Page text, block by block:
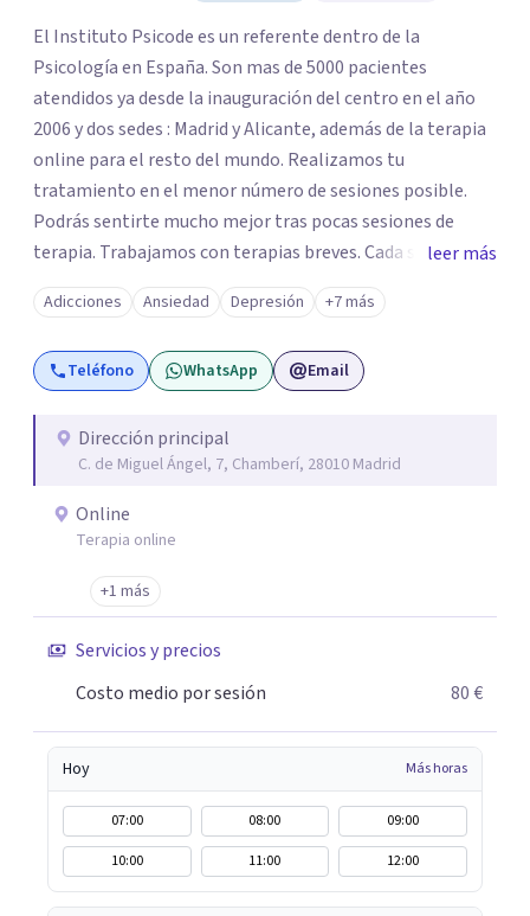
El Instituto Psicode es un referente dentro de la
Psicología en España. Son mas de 5000 pacientes
atendidos ya desde la inauguración del centro en el año
2006 y dos sedes : Madrid y Alicante, además de la terapia
online para el resto del mundo. Realizamos tu
tratamiento en el menor número de sesiones posible.
Podrás sentirte mucho mejor tras pocas sesiones de
terapia. Trabajamos con terapias breves. Cada sesión de
terapia te resultará de utilidad y te ayudará a conseguir
tus objetivos. Entre nuestras especialidades destaca la
terapia de pareja y sexual, así como el tratamiento de
problemas emocionales, obsesiones, ansiedad , estrés,
además con un servicio de hipnosis regresiva para el
trabajo de "Terapia del Alma".
leer más
Adicciones Ansiedad Depresión +7 más
Teléfono WhatsApp Email
Dirección principal
C. de Miguel Ángel, 7, Chamberí, 28010 Madrid
Online
Terapia online
+1 más
Servicios y precios
Costo medio por sesión
80 €
Hoy Más horas
07:00 08:00
09:00
10:00
11:00 12:00